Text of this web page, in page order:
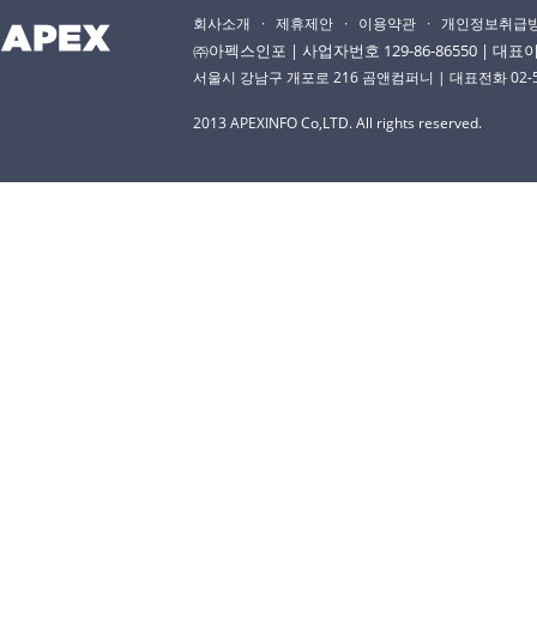
회사소개 · 제휴제안 · 이용약관 · 개인정보취급
㈜아펙스인포 | 사업자번호 129-86-86550 | 대표
서울시 강남구 개포로 216 곰앤컴퍼니 | 대표전화
2013 APEXINFO Co,LTD. All rights reserved.